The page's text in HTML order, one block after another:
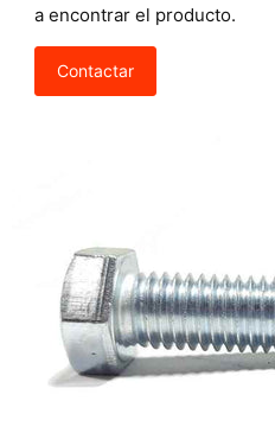
a encontrar el producto.
Contactar